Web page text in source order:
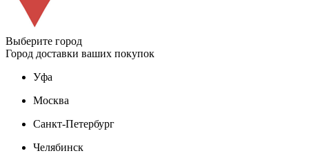
Выберите город
Город доставки ваших покупок
Уфа
Москва
Санкт-Петербург
Челябинск